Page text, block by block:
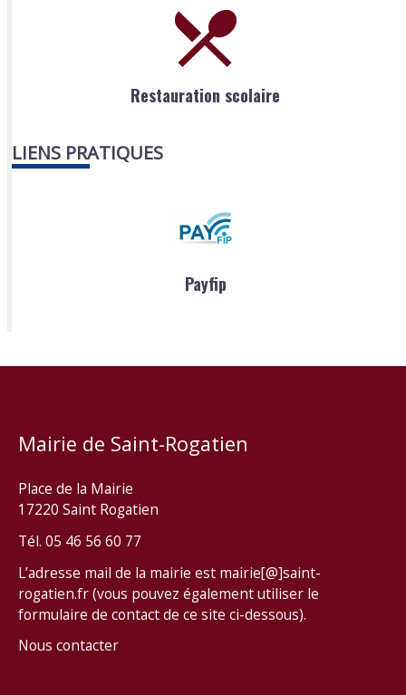
Restauration scolaire
LIENS PRATIQUES
Payfip
Mairie de Saint-Rogatien
Place de la Mairie
17220 Saint Rogatien
Tél. 05 46 56 60 77
L’adresse mail de la mairie est mairie[@]saint-
rogatien.fr (vous pouvez également utiliser le
formulaire de contact de ce site ci-dessous).
Nous contacter